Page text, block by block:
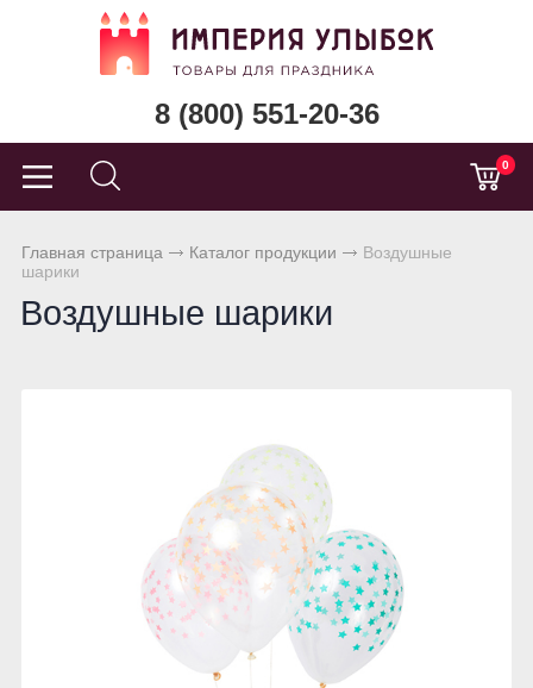
8 (800) 551-20-36
0
Главная страница Каталог продукции
Воздушные
шарики
Воздушные шарики